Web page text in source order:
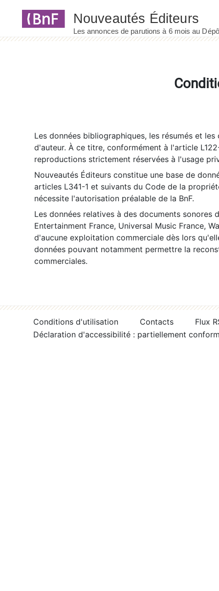
Les données bibliographiques, les résumés et
d'auteur. À ce titre, conformément à l'article
reproductions strictement réservées à l'usage
Nouveautés Éditeurs constitue une base de
articles L341-1 et suivants du Code de la
nécessite l'autorisation préalable de la BnF.
Les données relatives à des documents sonores
Entertainment France, Universal Music France,
d'aucune exploitation commerciale dès lors
données pouvant notamment permettre la
commerciales.
Conditions d'utilisation Contacts
Flux
Déclaration d'accessibilité : partiellement